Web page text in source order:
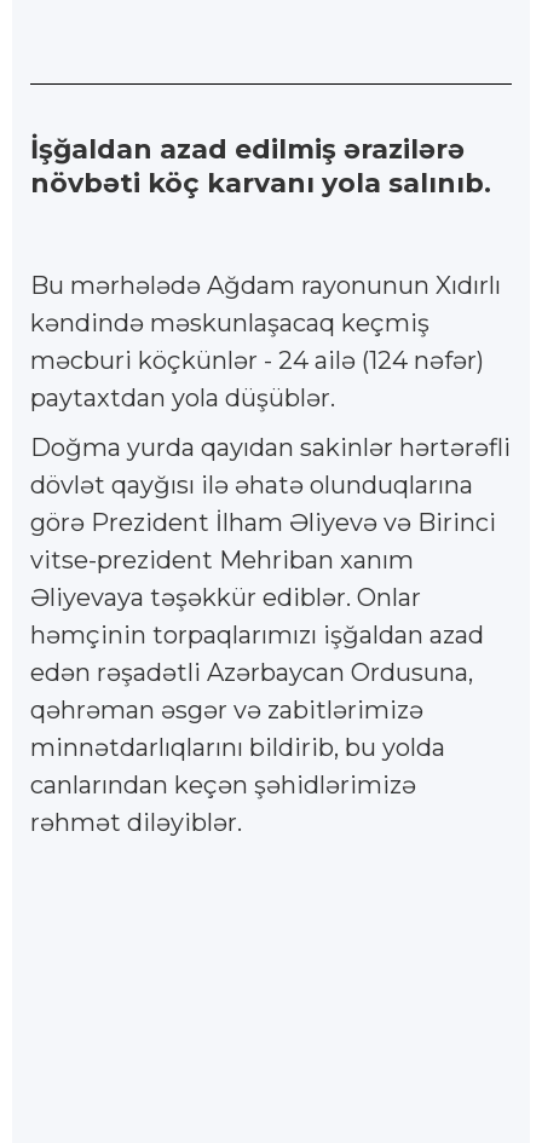
İşğaldan azad edilmiş ərazilərə
növbəti köç karvanı yola salınıb.
Bu mərhələdə Ağdam rayonunun Xıdırlı
kəndində məskunlaşacaq keçmiş
məcburi köçkünlər - 24 ailə (124 nəfər)
paytaxtdan yola düşüblər.
Doğma yurda qayıdan sakinlər hərtərəfli
dövlət qayğısı ilə əhatə olunduqlarına
görə Prezident İlham Əliyevə və Birinci
vitse-prezident Mehriban xanım
Əliyevaya təşəkkür ediblər. Onlar
həmçinin torpaqlarımızı işğaldan azad
edən rəşadətli Azərbaycan Ordusuna,
qəhrəman əsgər və zabitlərimizə
minnətdarlıqlarını bildirib, bu yolda
canlarından keçən şəhidlərimizə
rəhmət diləyiblər.